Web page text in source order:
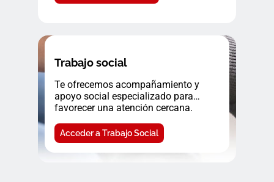
Trabajo social
Te ofrecemos acompañamiento y
apoyo social especializado para
favorecer una atención cercana.
Acceder a Trabajo Social